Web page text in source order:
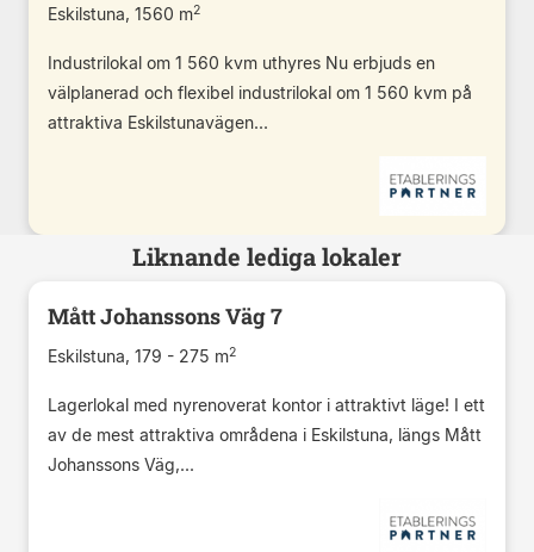
Eskilstuna, 1560 m2
Industrilokal om 1 560 kvm uthyres Nu erbjuds en
välplanerad och flexibel industrilokal om 1 560 kvm på
attraktiva Eskilstunavägen...
Liknande lediga lokaler
Mått Johanssons Väg 7
Eskilstuna, 179 - 275 m2
Lagerlokal med nyrenoverat kontor i attraktivt läge! I ett
av de mest attraktiva områdena i Eskilstuna, längs Mått
Johanssons Väg,...